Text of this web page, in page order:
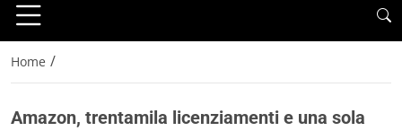
Home /
Amazon, trentamila licenziamenti e una sola